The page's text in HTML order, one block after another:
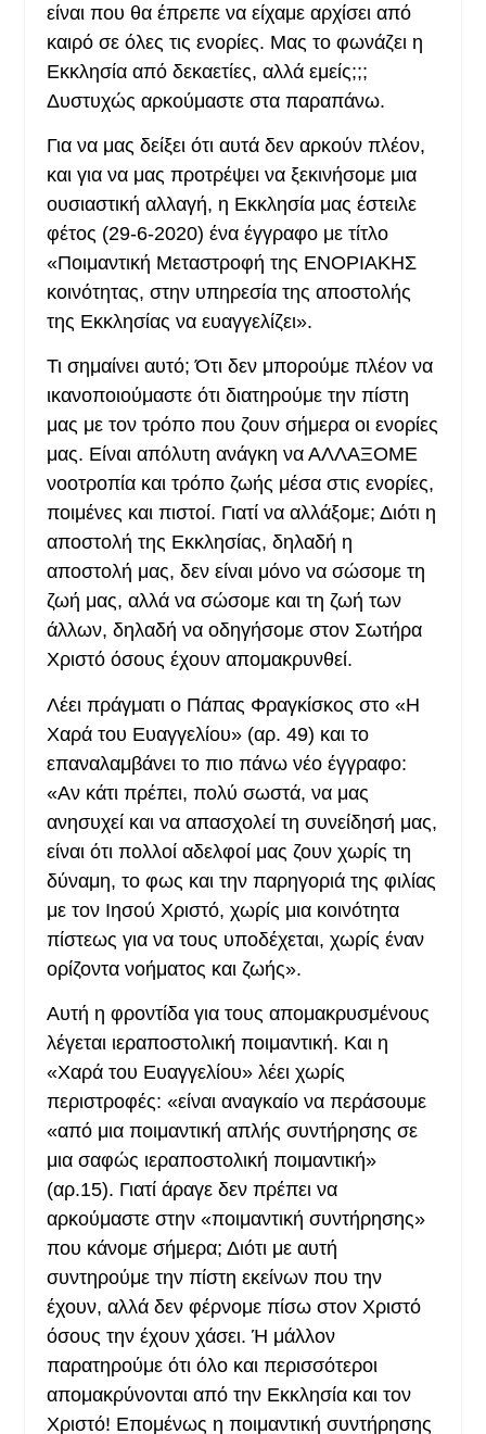
είναι που θα έπρεπε να είχαμε αρχίσει από
καιρό σε όλες τις ενορίες. Μας το φωνάζει η
Εκκλησία από δεκαετίες, αλλά εμείς;;;
Δυστυχώς αρκούμαστε στα παραπάνω.
Για να μας δείξει ότι αυτά δεν αρκούν πλέον,
και για να μας προτρέψει να ξεκινήσομε μια
ουσιαστική αλλαγή, η Εκκλησία μας έστειλε
φέτος (29-6-2020) ένα έγγραφο με τίτλο
«Ποιμαντική Μεταστροφή της ΕΝΟΡΙΑΚΗΣ
κοινότητας, στην υπηρεσία της αποστολής
της Εκκλησίας να ευαγγελίζει».
Τι σημαίνει αυτό; Ότι δεν μπορούμε πλέον να
ικανοποιούμαστε ότι διατηρούμε την πίστη
μας με τον τρόπο που ζουν σήμερα οι ενορίες
μας. Είναι απόλυτη ανάγκη να ΑΛΛΑΞΟΜΕ
νοοτροπία και τρόπο ζωής μέσα στις ενορίες,
ποιμένες και πιστοί. Γιατί να αλλάξομε; Διότι η
αποστολή της Εκκλησίας, δηλαδή η
αποστολή μας, δεν είναι μόνο να σώσομε τη
ζωή μας, αλλά να σώσομε και τη ζωή των
άλλων, δηλαδή να οδηγήσομε στον Σωτήρα
Χριστό όσους έχουν απομακρυνθεί.
Λέει πράγματι ο Πάπας Φραγκίσκος στο «Η
Χαρά του Ευαγγελίου» (αρ. 49) και το
επαναλαμβάνει το πιο πάνω νέο έγγραφο:
«Αν κάτι πρέπει, πολύ σωστά, να μας
ανησυχεί και να απασχολεί τη συνείδησή μας,
είναι ότι πολλοί αδελφοί μας ζουν χωρίς τη
δύναμη, το φως και την παρηγοριά της φιλίας
με τον Ιησού Χριστό, χωρίς μια κοινότητα
πίστεως για να τους υποδέχεται, χωρίς έναν
ορίζοντα νοήματος και ζωής».
Αυτή η φροντίδα για τους απομακρυσμένους
λέγεται ιεραποστολική ποιμαντική. Και η
«Χαρά του Ευαγγελίου» λέει χωρίς
περιστροφές: «είναι αναγκαίο να περάσουμε
«από μια ποιμαντική απλής συντήρησης σε
μια σαφώς ιεραποστολική ποιμαντική»
(αρ.15). Γιατί άραγε δεν πρέπει να
αρκούμαστε στην «ποιμαντική συντήρησης»
που κάνομε σήμερα; Διότι με αυτή
συντηρούμε την πίστη εκείνων που την
έχουν, αλλά δεν φέρνομε πίσω στον Χριστό
όσους την έχουν χάσει. Ή μάλλον
παρατηρούμε ότι όλο και περισσότεροι
απομακρύνονται από την Εκκλησία και τον
Χριστό! Επομένως η ποιμαντική συντήρησης